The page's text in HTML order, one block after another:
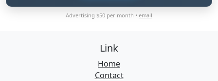
Advertising $50 per month • email
Link
Home
Contact